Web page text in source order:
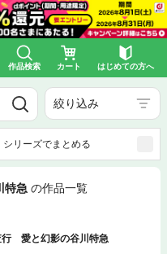
作品検索 カート はじめての方へ
絞り込み
シリーズでまとめる
特急 の作品一覧
行 愛と幻影の谷川特急